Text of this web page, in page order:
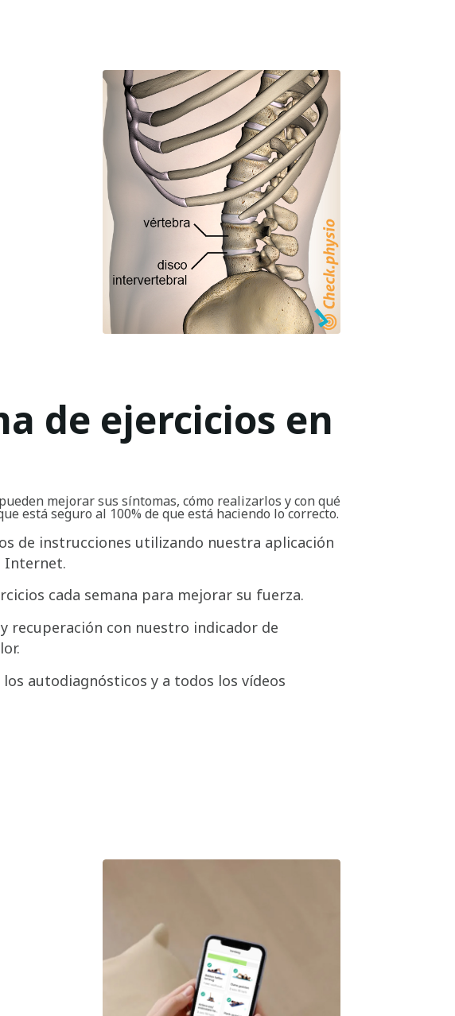
de ejercicios en
mejorar sus síntomas, cómo realizarlos y con qué
está seguro al 100% de que está haciendo lo correcto.
de instrucciones utilizando nuestra aplicación
Internet.
cada semana para mejorar su fuerza.
recuperación con nuestro indicador de
autodiagnósticos y a todos los vídeos